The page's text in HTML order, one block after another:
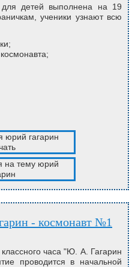
для детей выполнена на 19
ученики узнают всю
- космонавт №1
часа "Ю. А. Гагарин
проводится в начальной